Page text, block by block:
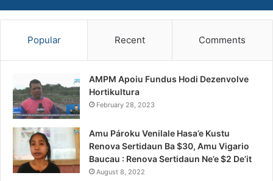
Popular Recent Comments
AMPM Apoiu Fundus Hodi Dezenvolve
Hortikultura
February 28, 2023
Amu Pároku Venilale Hasa’e Kustu
Renova Sertidaun Ba $30, Amu Vigario
Baucau : Renova Sertidaun Ne’e $2 De’it
August 8, 2022